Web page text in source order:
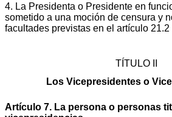
4. La Presidenta o Presidente en
sometido a una moción de censura y
facultades previstas en el artículo 21.2
TÍTULO II
Los Vicepresidentes o
Artículo 7. La persona o personas